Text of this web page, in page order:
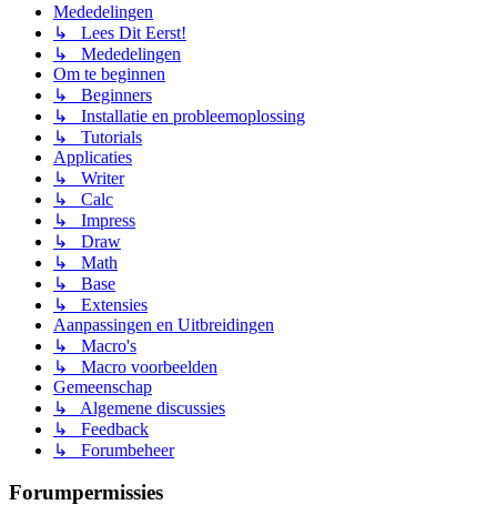
Mededelingen
↳ Lees Dit Eerst!
↳ Mededelingen
Om te beginnen
↳ Beginners
↳ Installatie en probleemoplossing
↳ Tutorials
Applicaties
↳ Writer
↳ Calc
↳ Impress
↳ Draw
↳ Math
↳ Base
↳ Extensies
Aanpassingen en Uitbreidingen
↳ Macro's
↳ Macro voorbeelden
Gemeenschap
↳ Algemene discussies
↳ Feedback
↳ Forumbeheer
Forumpermissies